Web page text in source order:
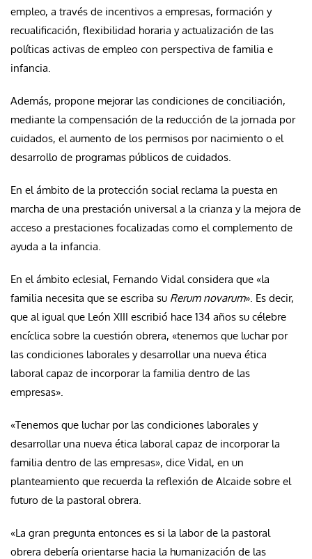
empleo, a través de incentivos a empresas, formación y
recualificación, flexibilidad horaria y actualización de las
políticas activas de empleo con perspectiva de familia e
infancia.
Además, propone mejorar las condiciones de conciliación,
mediante la compensación de la reducción de la jornada por
cuidados, el aumento de los permisos por nacimiento o el
desarrollo de programas públicos de cuidados.
En el ámbito de la protección social reclama la puesta en
marcha de una prestación universal a la crianza y la mejora de
acceso a prestaciones focalizadas como el complemento de
ayuda a la infancia.
En el ámbito eclesial, Fernando Vidal considera que «la
familia necesita que se escriba su Rerum novarum». Es decir,
que al igual que León XIII escribió hace 134 años su célebre
encíclica sobre la cuestión obrera, «tenemos que luchar por
las condiciones laborales y desarrollar una nueva ética
laboral capaz de incorporar la familia dentro de las
empresas».
«Tenemos que luchar por las condiciones laborales y
desarrollar una nueva ética laboral capaz de incorporar la
familia dentro de las empresas», dice Vidal, en un
planteamiento que recuerda la reflexión de Alcaide sobre el
futuro de la pastoral obrera.
«La gran pregunta entonces es si la labor de la pastoral
obrera debería orientarse hacia la humanización de las